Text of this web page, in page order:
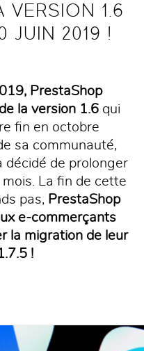
VERSION 1.6
JUIN 2019 !
PrestaShop
la version 1.6 qui
fin en octobre
sa communauté,
décidé de prolonger
La fin de cette
pas, PrestaShop
e-commerçants
la migration de leur
!